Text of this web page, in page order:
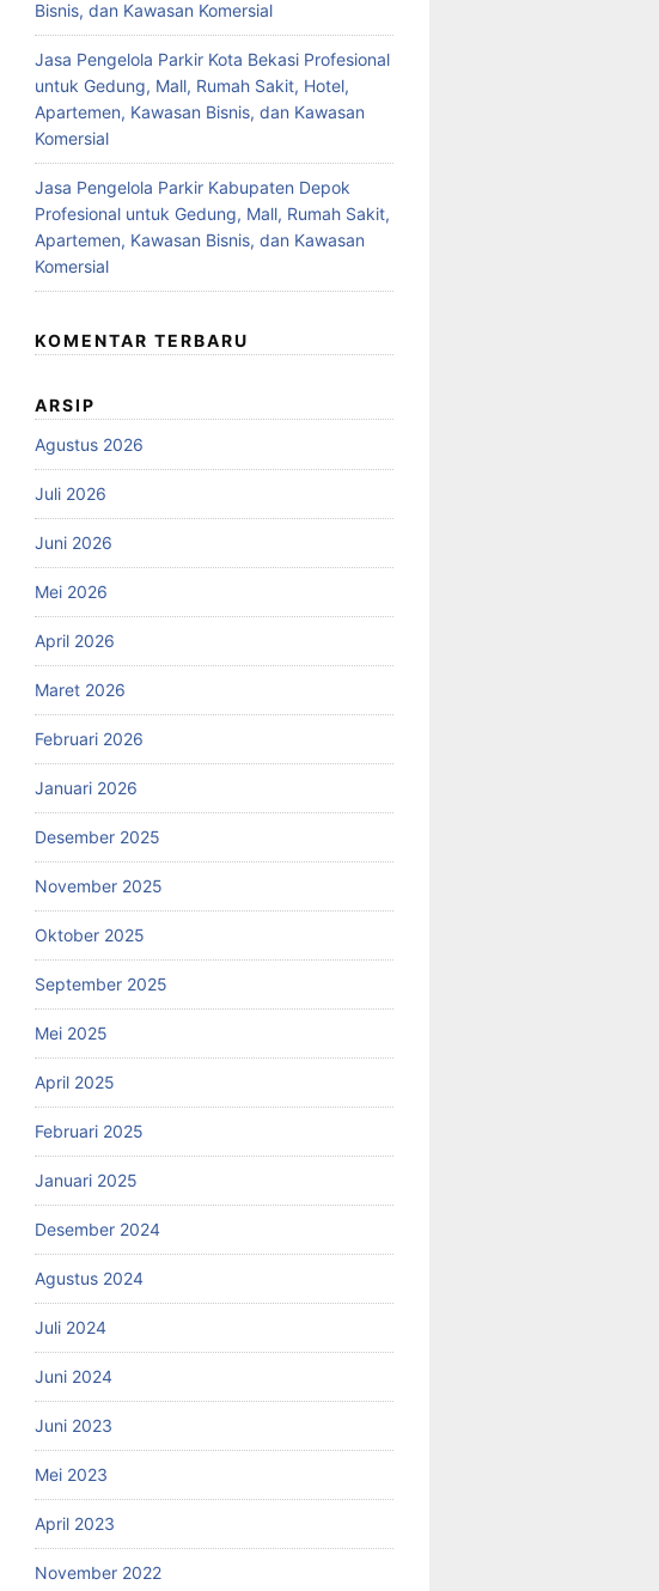
Bisnis, dan Kawasan Komersial
Jasa Pengelola Parkir Kota Bekasi Profesional
untuk Gedung, Mall, Rumah Sakit, Hotel,
Apartemen, Kawasan Bisnis, dan Kawasan
Komersial
Jasa Pengelola Parkir Kabupaten Depok
Profesional untuk Gedung, Mall, Rumah Sakit,
Apartemen, Kawasan Bisnis, dan Kawasan
Komersial
KOMENTAR TERBARU
ARSIP
Agustus 2026
Juli 2026
Juni 2026
Mei 2026
April 2026
Maret 2026
Februari 2026
Januari 2026
Desember 2025
November 2025
Oktober 2025
September 2025
Mei 2025
April 2025
Februari 2025
Januari 2025
Desember 2024
Agustus 2024
Juli 2024
Juni 2024
Juni 2023
Mei 2023
April 2023
November 2022